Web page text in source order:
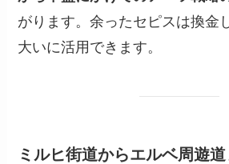
がります。余ったセピスは換金
大いに活用できます。
ミルヒ街道からエルベ周遊